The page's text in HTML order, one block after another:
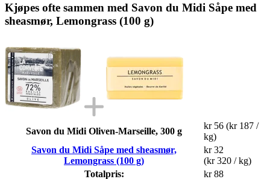
Kjøpes ofte sammen med Savon du Midi Såpe med
sheasmør, Lemongrass (100 g)
Savon du Midi Oliven-Marseille, 300 g
kr 56 (kr 187 /
kg)
Savon du Midi Såpe med sheasmør,
Lemongrass (100 g)
kr 32
(kr 320 / kg)
Totalpris:
kr 88